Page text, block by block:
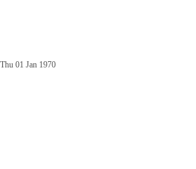
Thu 01 Jan 1970